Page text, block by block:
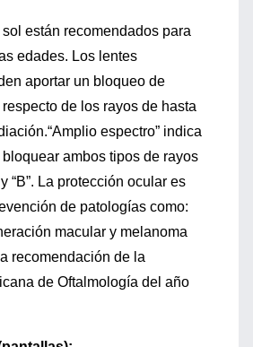
están recomendados para
edades. Los lentes
aportar un bloqueo de
de los rayos de hasta
espectro” indica
ambos tipos de rayos
“B”. La protección ocular es
de patologías como:
macular y melanoma
recomendación de la
de Oftalmología del año